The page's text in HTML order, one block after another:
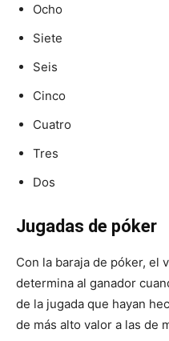
Ocho
Siete
Seis
Cinco
Cuatro
Tres
Dos
Jugadas de póker
Con la baraja de póker, el
determina al ganador
de la jugada que hayan
de más alto valor a las de